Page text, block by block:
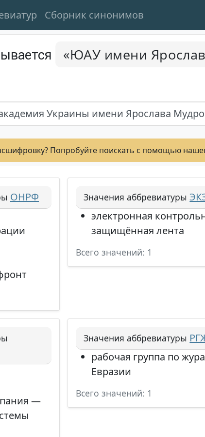
Сборник синонимов
«ЮАУ имени
Украины имени Ярослава
Попробуйте поискать с помощью
ОНРФ
Значения аббревиатуры
электронная
защищённая лента
Всего значений: 1
—
Значения аббревиатуры
рабочая группа по
Евразии
Всего значений: 1